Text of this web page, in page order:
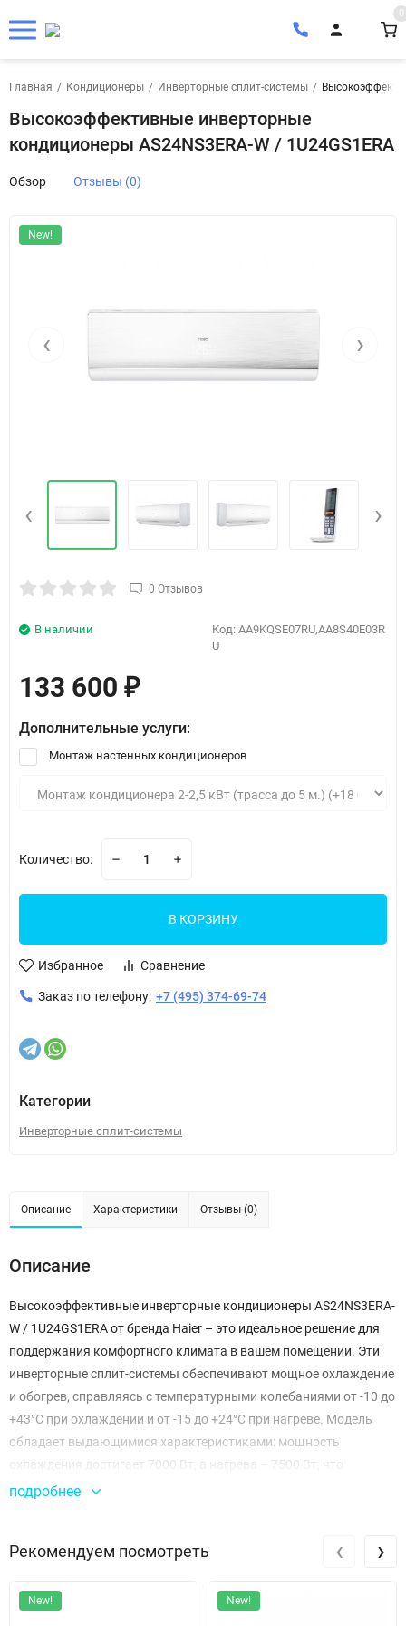
0
Главная / Кондиционеры / Инверторные сплит-системы /
Высокоэффективные инверторные
кондиционеры AS24NS3ERA-W / 1U24GS1ERA
Обзор Отзывы (0)
New!
‹ ›
‹ ›
0 Отзывов
Код: AA9KQSE07RU,AA8S40E03R
U
В наличии
133 600 ₽
Дополнительные услуги:
Монтаж настенных кондиционеров
Количество:
В КОРЗИНУ
Избранное Сравнение
Заказ по телефону: +7 (495) 374-69-74
Категории
Инверторные сплит-системы
Описание Характеристики Отзывы (0)
Описание
Высокоэффективные инверторные кондиционеры AS24NS3ERA-
W / 1U24GS1ERA от бренда Haier – это идеальное решение для
поддержания комфортного климата в вашем помещении. Эти
инверторные сплит-системы обеспечивают мощное охлаждение
и обогрев, справляясь с температурными колебаниями от -10 до
+43°C при охлаждении и от -15 до +24°C при нагреве. Модель
обладает выдающимися характеристиками: мощность
охлаждения достигает 7000 Вт, а нагрева – 7500 Вт, что
гарантирует надежную работу в любых условиях.
W / 1U24GS1ERA не только эффективно охлаждает или
электроэнергию. Показатели SCOP и SEER составляют 4.0 и 6.1
подробнее
Рекомендуем посмотреть
New! New!
‹ ›